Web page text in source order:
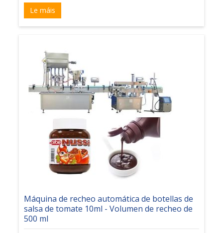
Le máis
Máquina de recheo automática de botellas de
salsa de tomate 10ml - Volumen de recheo de
500 ml